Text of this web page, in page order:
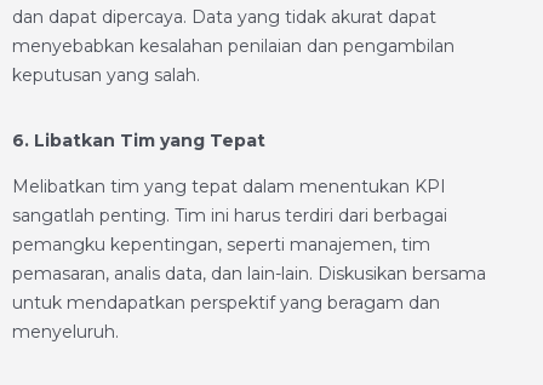
dan dapat dipercaya. Data yang tidak akurat dapat
menyebabkan kesalahan penilaian dan pengambilan
keputusan yang salah.
6. Libatkan Tim yang Tepat
Melibatkan tim yang tepat dalam menentukan KPI
sangatlah penting. Tim ini harus terdiri dari berbagai
pemangku kepentingan, seperti manajemen, tim
pemasaran, analis data, dan lain-lain. Diskusikan bersama
untuk mendapatkan perspektif yang beragam dan
menyeluruh.